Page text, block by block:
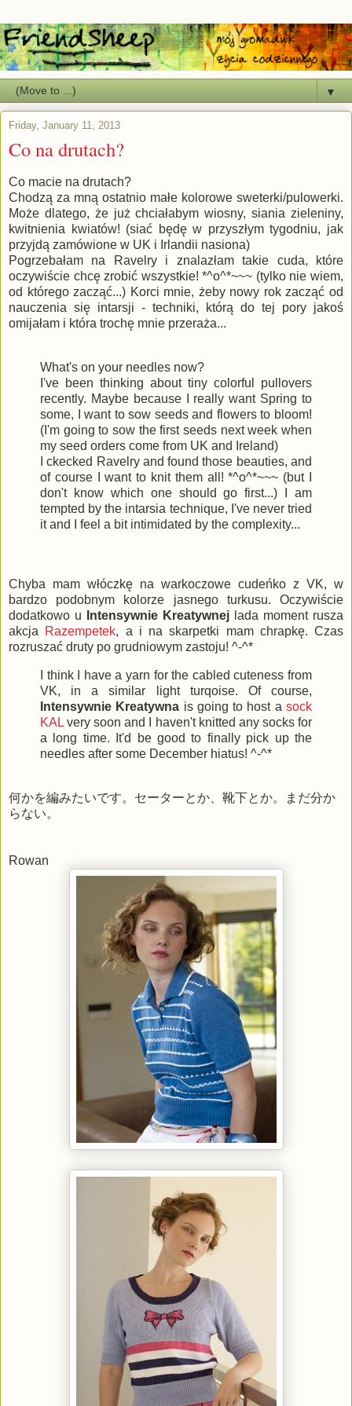
▼
Friday, January 11, 2013
Co na drutach?
Co macie na drutach?
Chodzą za mną ostatnio małe kolorowe sweterki/pulowerki.
Może dlatego, że już chciałabym wiosny, siania zieleniny,
kwitnienia kwiatów! (siać będę w przyszłym tygodniu, jak
przyjdą zamówione w UK i Irlandii nasiona)
Pogrzebałam na Ravelry i znalazłam takie cuda, które
oczywiście chcę zrobić wszystkie! *^o^*~~~ (tylko nie wiem,
od którego zacząć...) Korci mnie, żeby nowy rok zacząć od
nauczenia się intarsji - techniki, którą do tej pory jakoś
omijałam i która trochę mnie przeraża...
What's on your needles now?
I've been thinking about tiny colorful pullovers
recently. Maybe because I really want Spring to
some, I want to sow seeds and flowers to bloom!
(I'm going to sow the first seeds next week when
my seed orders come from UK and Ireland)
I ckecked Ravelry and found those beauties, and
of course I want to knit them all! *^o^*~~~ (but I
don't know which one should go first...) I am
tempted by the intarsia technique, I've never tried
it and I feel a bit intimidated by the complexity...
Chyba mam włóczkę na warkoczowe cudeńko z VK, w
bardzo podobnym kolorze jasnego turkusu. Oczywiście
dodatkowo u
Intensywnie Kreatywnej lada moment rusza
akcja
Razempetek, a i na skarpetki mam chrapkę. Czas
rozruszać druty po grudniowym zastoju! ^-^*
I think I have a yarn for the cabled cuteness from
VK, in a similar light turqoise. Of course,
Intensywnie Kreatywna is going to host asock
KAL very soon and I haven't knitted any socks for
a long time. It'd be good to finally pick up the
needles after some December hiatus! ^-^*
何かを編みたいです。セーターとか、靴下とか。まだ分か
らない。
Rowan